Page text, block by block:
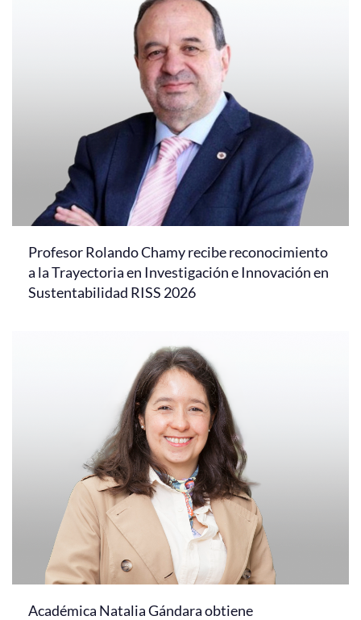
Profesor Rolando Chamy recibe reconocimiento
a la Trayectoria en Investigación e Innovación en
Sustentabilidad RISS 2026
Académica Natalia Gándara obtiene